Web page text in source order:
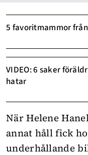
5 favoritmammor
VIDEO: 6 saker
hatar
När Helene
annat håll fick
underhållande